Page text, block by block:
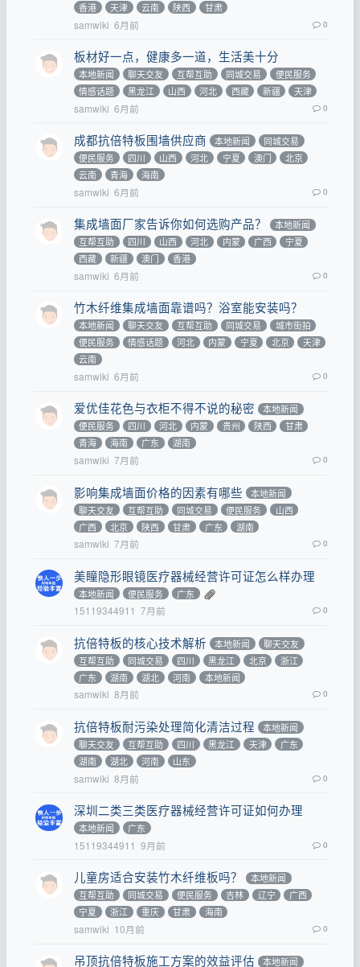
香港
天津 云南 陕西 甘肃
samwiki 6月前 0
板材好一点，健康多一道，生活美十分
本地新闻 聊天交友 互帮互助 同城交易
便民服务
情感话题
黑龙江 山西 河北 西藏 新疆 天津
samwiki 6月前 0
成都抗倍特板围墙供应商 本地新闻
同城交易
便民服务
四川 山西 河北 宁夏 澳门
北京
云南
青海 海南
samwiki 6月前 0
集成墙面厂家告诉你如何选购产品？
本地新闻
互帮互助
四川 山西 河北 内蒙 广西
宁夏
西藏
新疆 澳门 香港
samwiki 6月前 0
竹木纤维集成墙面靠谱吗？浴室能安装吗？
本地新闻 聊天交友 互帮互助 同城交易
城市街拍
便民服务
情感话题 河北 内蒙 宁夏 北京
天津
云南
samwiki 6月前 0
爱优佳花色与衣柜不得不说的秘密
本地新闻
便民服务
四川 河北 内蒙 贵州 陕西
甘肃
青海
海南 广东 湖南
samwiki 7月前 0
影响集成墙面价格的因素有哪些
本地新闻
聊天交友
互帮互助 同城交易 便民服务
山西
广西
北京 陕西 甘肃 广东 湖南
samwiki 7月前 0
美瞳隐形眼镜医疗器械经营许可证怎么样办理
本地新闻 便民服务 广东
15119344911 7月前 0
抗倍特板的核心技术解析 本地新闻
聊天交友
互帮互助
同城交易 四川 黑龙江 北京
浙江
广东
湖南 湖北 河南 本地新闻
samwiki 8月前 0
抗倍特板耐污染处理简化清洁过程
本地新闻
聊天交友
互帮互助 四川 黑龙江 天津
广东
湖南
湖北 河南 山东
samwiki 8月前 0
深圳二类三类医疗器械经营许可证如何办理
本地新闻 广东
15119344911 9月前 0
儿童房适合安装竹木纤维板吗？
本地新闻
互帮互助
同城交易 便民服务 吉林 辽宁
广西
宁夏
浙江 重庆 甘肃 海南
samwiki 10月前 0
吊顶抗倍特板施工方案的效益评估 本地新闻